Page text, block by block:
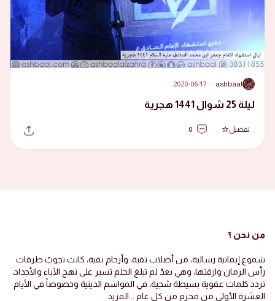
A
ashbaal
·
2020-06-17
ليلة 25 شوال 1441 هجرية
تفضيل 0
من نحن ؟
شموع إيمانية رسالية، من أصلاب تقية، وأرحام نقية، كانت تجوبُ طرقات
رأس الرمان وازقتها، وهي بعدُ لم تبلغ الحلم تسير على نهج الآباء والأجداد،
تردد كلمات عفوية بسيطة شجية، في المواسم الدينية وخصوصاً في الأيام
العشرة الأولى من محرم من كل عام .. المزيد